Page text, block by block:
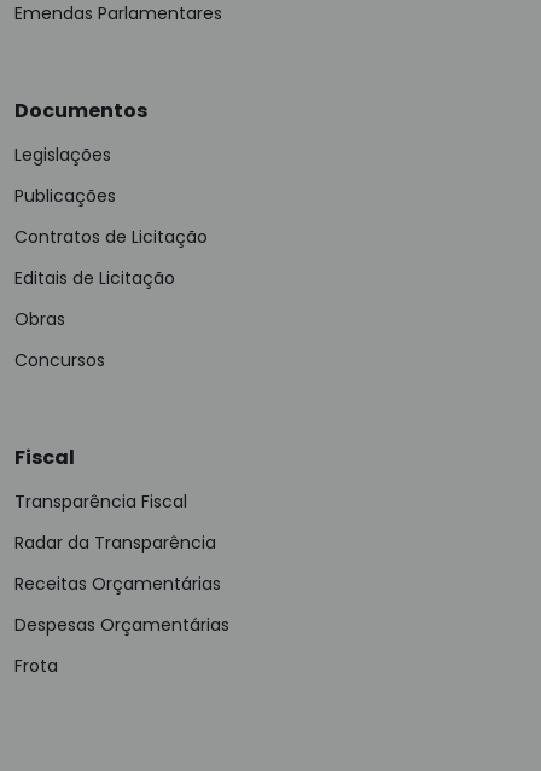
Emendas Parlamentares
Documentos
Legislações
Publicações
Contratos de Licitação
Editais de Licitação
Obras
Concursos
Fiscal
Transparência Fiscal
Radar da Transparência
Receitas Orçamentárias
Despesas Orçamentárias
Frota